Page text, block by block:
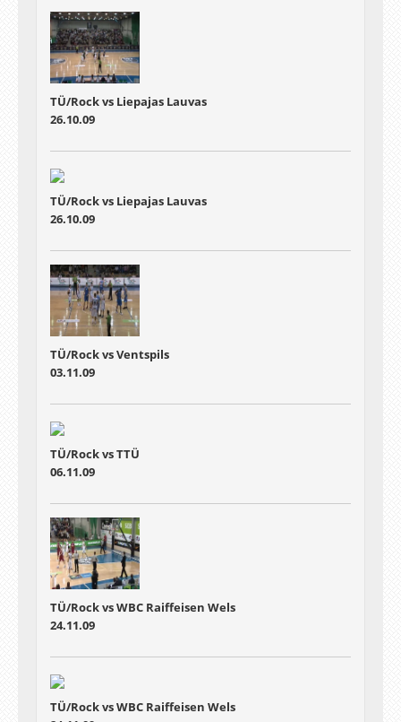
TÜ/Rock vs Liepajas Lauvas
26.10.09
TÜ/Rock vs Liepajas Lauvas
26.10.09
TÜ/Rock vs Ventspils
03.11.09
TÜ/Rock vs TTÜ
06.11.09
TÜ/Rock vs WBC Raiffeisen Wels
24.11.09
TÜ/Rock vs WBC Raiffeisen Wels